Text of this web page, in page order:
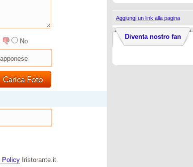
No
PolicyIristorante.it.
Aggiungi un link alla pagina
Diventa nostro fan